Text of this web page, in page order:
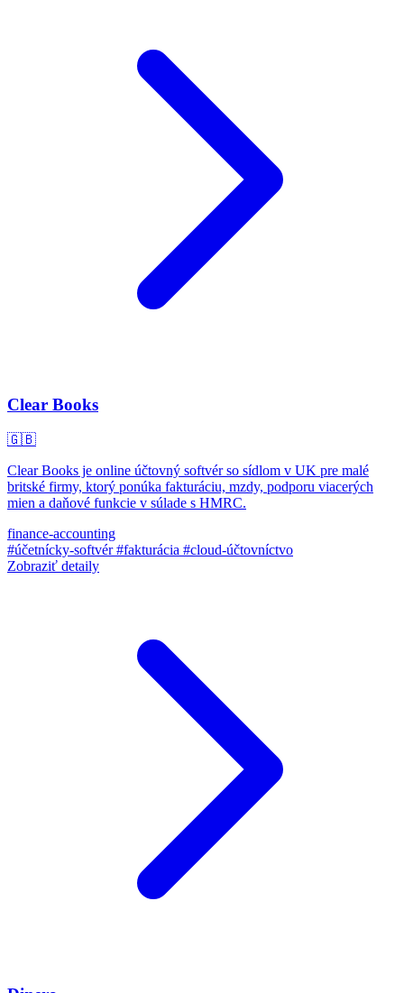
Clear Books
🇬🇧
Clear Books je online účtovný softvér so sídlom v UK pre malé
britské firmy, ktorý ponúka fakturáciu, mzdy, podporu viacerých
mien a daňové funkcie v súlade s HMRC.
finance-accounting
#účetnícky-softvér#fakturácia #cloud-účtovníctvo
Zobraziť detaily